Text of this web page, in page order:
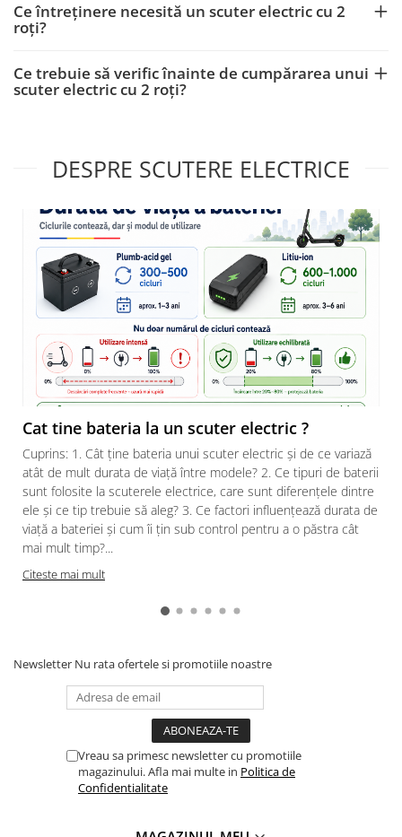
Ce întreținere necesită un scuter electric cu 2
roți?
Ce trebuie să verific înainte de cumpărarea unui
scuter electric cu 2 roți?
DESPRE SCUTERE ELECTRICE
Cat tine bateria la un scuter electric ?
Cuprins: 1. Cât ține bateria unui scuter electric și de ce variază
atât de mult durata de viață între modele? 2. Ce tipuri de baterii
sunt folosite la scuterele electrice, care sunt diferențele dintre
ele și ce tip trebuie să aleg? 3. Ce factori influențează durata de
viață a bateriei și cum îi țin sub control pentru a o păstra cât
mai mult timp?...
Citeste mai mult
Newsletter Nu rata ofertele si promotiile noastre
Vreau sa primesc newsletter cu promotiile
magazinului. Afla mai multe in Politica de
Confidentialitate